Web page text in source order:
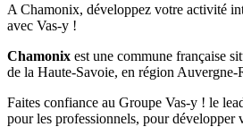
A Chamonix, développez votre activité
avec Vas-y !
Chamonix est une commune française
de la Haute-Savoie, en région Auvergne-
Faites confiance au Groupe Vas-y ! le
pour les professionnels, pour développer